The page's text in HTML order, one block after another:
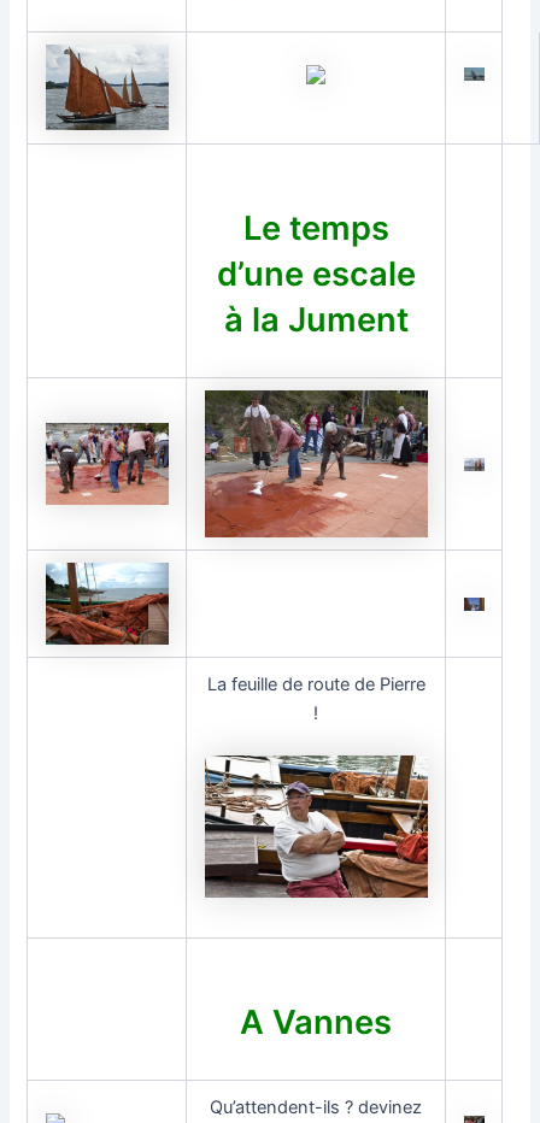
Le temps
d’une escale
à la Jument
La feuille de route de Pierre
!
A Vannes
Qu’attendent-ils ? devinez